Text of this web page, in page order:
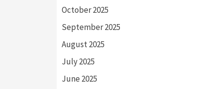
October 2025
September 2025
August 2025
July 2025
June 2025